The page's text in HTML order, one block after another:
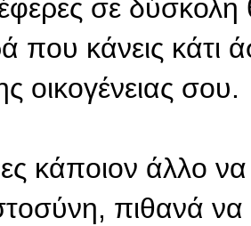
σε
που κάνεις κάτι
οικογένειας σου.
κάποιον άλλο
πιθανά να